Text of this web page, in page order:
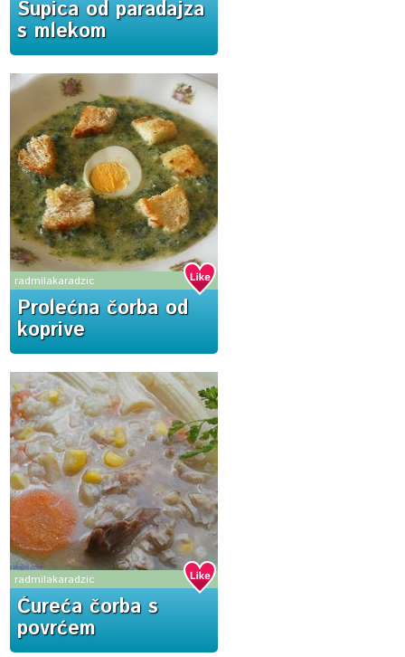
Supica od paradajza
s mlekom
radmilakaradzic
Prolećna čorba od
koprive
radmilakaradzic
Ćureća čorba s
povrćem